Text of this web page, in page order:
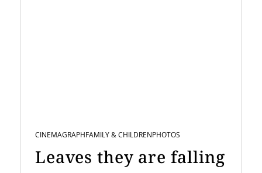
CINEMAGRAPHFAMILY & CHILDRENPHOTOS
Leaves they are falling